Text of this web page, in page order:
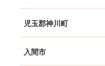
児玉郡神川町
入間市